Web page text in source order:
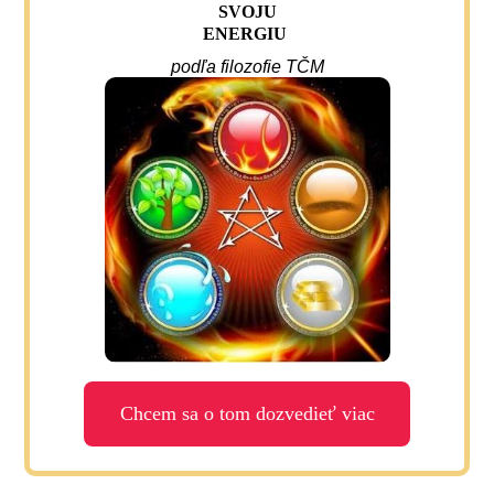
SVOJU
ENERGIU
podľa filozofie TČM
Chcem sa o tom dozvedieť viac